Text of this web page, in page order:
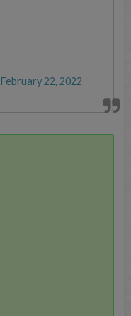
February 22, 2022